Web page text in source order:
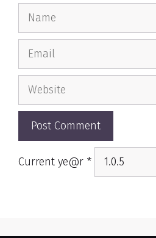
Name
Email
Website
Current ye@r *